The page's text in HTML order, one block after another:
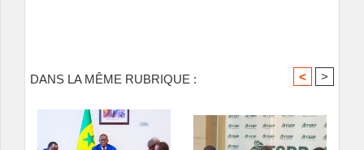
DANS LA MÊME RUBRIQUE : < >